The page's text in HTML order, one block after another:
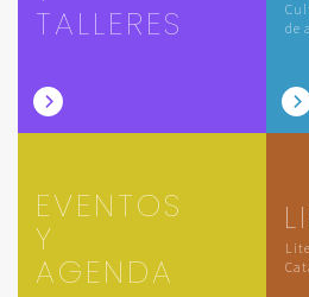
TALLERES
de
EVENTOS
Y
AGENDA